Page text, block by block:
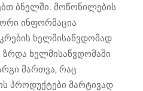
ბნელში. მოწონილების
ინფორმაცია
ხელმისაწვდომად
ზრდა ხელმისაწვდომაში
მართვა, რაც
პროდუქტები მარტივად